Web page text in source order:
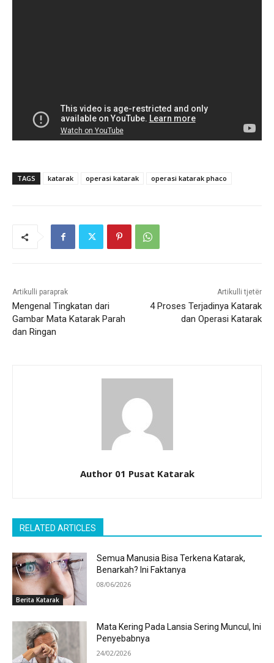
TAGS katarak operasi katarak operasi katarak phaco
Artikulli paraprak
Mengenal Tingkatan dari
Gambar Mata Katarak Parah
dan Ringan
Artikulli tjetër
4 Proses Terjadinya Katarak
dan Operasi Katarak
Author 01 Pusat Katarak
RELATED ARTICLES
Berita Katarak
Semua Manusia Bisa Terkena Katarak,
Benarkah? Ini Faktanya
08/06/2026
Mata Kering Pada Lansia Sering Muncul, Ini
Penyebabnya
24/02/2026